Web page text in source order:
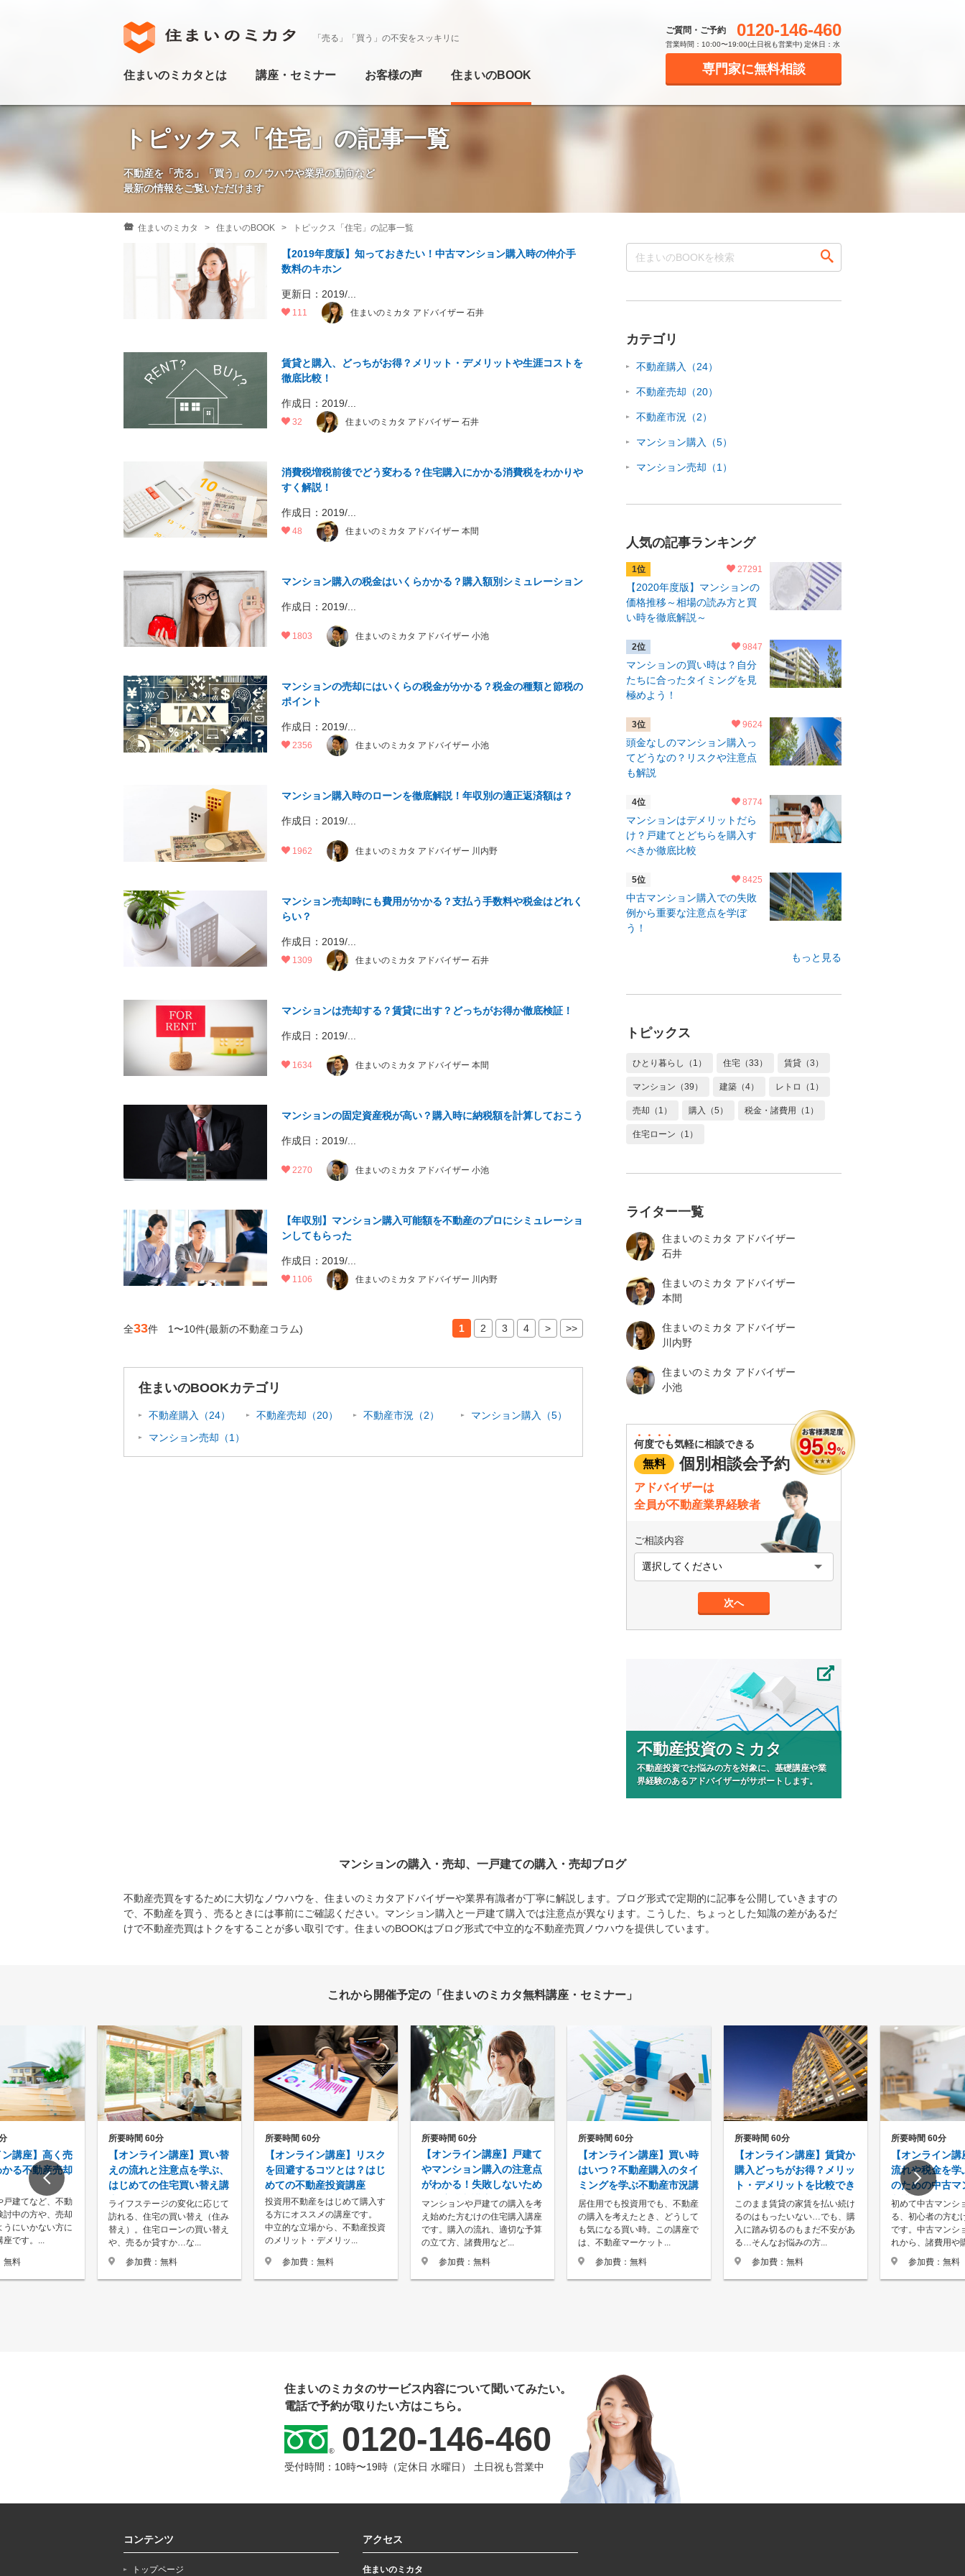
「売る」「買う」の不安をスッキリに
住まいのミカタとは 講座・セミナー お客様の声 住まいのBOOK 専門家に無料相談
ご質問・ご予約 0120-146-460
営業時間：10:00〜19:00(土日祝も営業中) 定休日：水
トピックス「住宅」の記事一覧
不動産を「売る」「買う」のノウハウや業界の動向など
最新の情報をご覧いただけます
住まいのミカタ 住まいのBOOK トピックス「住宅」の記事一覧
【2019年度版】知っておきたい！中古マンション購入時の仲介手
数料のキホン
更新日：2019/...
111 住まいのミカタ アドバイザー 石井
賃貸と購入、どっちがお得？メリット・デメリットや生涯コストを
徹底比較！
作成日：2019/...
32 住まいのミカタ アドバイザー 石井
消費税増税前後でどう変わる？住宅購入にかかる消費税をわかりや
すく解説！
作成日：2019/...
48 住まいのミカタ アドバイザー 本間
マンション購入の税金はいくらかかる？購入額別シミュレーション
作成日：2019/...
1803 住まいのミカタ アドバイザー 小池
マンションの売却にはいくらの税金がかかる？税金の種類と節税の
ポイント
作成日：2019/...
2356 住まいのミカタ アドバイザー 小池
マンション購入時のローンを徹底解説！年収別の適正返済額は？
作成日：2019/...
1962 住まいのミカタ アドバイザー 川内野
マンション売却時にも費用がかかる？支払う手数料や税金はどれく
らい？
作成日：2019/...
1309 住まいのミカタ アドバイザー 石井
マンションは売却する？賃貸に出す？どっちがお得か徹底検証！
作成日：2019/...
1634 住まいのミカタ アドバイザー 本間
マンションの固定資産税が高い？購入時に納税額を計算しておこう
作成日：2019/...
2270 住まいのミカタ アドバイザー 小池
【年収別】マンション購入可能額を不動産のプロにシミュレーショ
ンしてもらった
作成日：2019/...
1106 住まいのミカタ アドバイザー 川内野
全33件 1〜10件(最新の不動産コラム) 1 2 3 4 > >>
住まいのBOOKカテゴリ
不動産購入（24） 不動産売却（20） 不動産市況（2）
マンション購入（5）
マンション売却（1）
カテゴリ
不動産購入（24）
不動産売却（20）
不動産市況（2）
マンション購入（5）
マンション売却（1）
人気の記事ランキング
27291
【2020年度版】マンションの
価格推移～相場の読み方と買
い時を徹底解説～
9847
マンションの買い時は？自分
たちに合ったタイミングを見
極めよう！
9624
頭金なしのマンション購入っ
てどうなの？リスクや注意点
も解説
8774
マンションはデメリットだら
け？戸建てとどちらを購入す
べきか徹底比較
8425
中古マンション購入での失敗
例から重要な注意点を学ぼ
う！
もっと見る
トピックス
ひとり暮らし（1） 住宅（33） 賃貸（3）
マンション（39） 建築（4） レトロ（1）
売却（1） 購入（5） 税金・諸費用（1）
住宅ローン（1）
ライター一覧
住まいのミカタ アドバイザー
石井
住まいのミカタ アドバイザー
本間
住まいのミカタ アドバイザー
川内野
住まいのミカタ アドバイザー
小池
何度でも気軽に相談できる
無料 個別相談会予約
アドバイザーは
全員が不動産業界経験者
ご相談内容
次へ
不動産投資のミカタ
不動産投資でお悩みの方を対象に、基礎講座や業
界経験のあるアドバイザーがサポートします。
マンションの購入・売却、 一戸建ての購入・売却ブログ
不動産売買をするために大切なノウハウを、住まいのミカタアドバイザーや業界有識者が丁寧に解説します。ブログ形式で定期的に記事を公開していきますの
で、不動産を買う、売るときには事前にご確認ください。マンション購入と一戸建て購入では注意点が異なります。こうした、ちょっとした知識の差があるだ
けで不動産売買はトクをすることが多い取引です。住まいのBOOKはブログ形式で中立的な不動産売買ノウハウを提供しています。
これから開催予定の 「住まいのミカタ無料講座・セミナー」
講座】高く売
る不動産売却
戸建てなど、不動
討中の方や、売却
うにいかない方に
座です。...
無料
所要時間 60分
【オンライン講座】買い替
えの流れと注意点を学ぶ、
はじめての住宅買い替え講
座
ライフステージの変化に応じて
訪れる、住宅の買い替え（住み
替え）。住宅ローンの買い替え
や、売るか貸すか…な...
参加費：無料
所要時間 60分
【オンライン講座】リスク
を回避するコツとは？はじ
めての不動産投資講座
投資用不動産をはじめて購入す
る方にオススメの講座です。
中立的な立場から、不動産投資
のメリット・デメリッ...
参加費：無料
所要時間 60分
【オンライン講座】戸建て
やマンション購入の注意点
がわかる！失敗しないため
の住宅購入講座
マンションや戸建ての購入を考
え始めた方むけの住宅購入講座
です。購入の流れ、適切な予算
の立て方、諸費用など...
参加費：無料
所要時間 60分
【オンライン講座】買い時
はいつ？不動産購入のタイ
ミングを学ぶ不動産市況講
座
居住用でも投資用でも、不動産
の購入を考えたとき、どうして
も気になる買い時。この講座で
は、不動産マーケット...
参加費：無料
所要時間 60分
【オンライン講座】賃貸か
購入どっちがお得？メリッ
ト・デメリットを比較でき
るマンション購入講座
このまま賃貸の家賃を払い続け
るのはもったいない…でも、購
入に踏み切るのもまだ不安があ
る…そんなお悩みの方...
参加費：無料
所要時間 60分
【オンライン
流れや税金を学
のための中古マ
入講座
初めて中古マンシ
る、初心者の方む
です。中古マンシ
れから、諸費用や
参加費：無料
住まいのミカタのサービス内容について聞いてみたい。
電話で予約が取りたい方はこちら。
0120-146-460
受付時間：10時〜19時（定休日 水曜日） 土日祝も営業中
コンテンツ
トップページ
アクセス
住まいのミカタ